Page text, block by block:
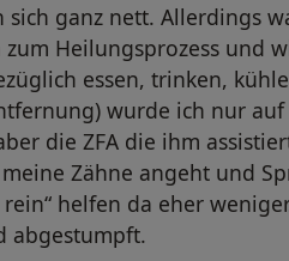
sich ganz nett. Allerdings
Heilungsprozess und
essen, trinken,
wurde ich nur
die ZFA die ihm
Zähne angeht und
helfen da eher
abgestumpft.